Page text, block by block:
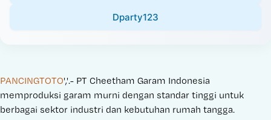
Dparty123
PANCINGTOTO','.- PT Cheetham Garam Indonesia
memproduksi garam murni dengan standar tinggi untuk
berbagai sektor industri dan kebutuhan rumah tangga.